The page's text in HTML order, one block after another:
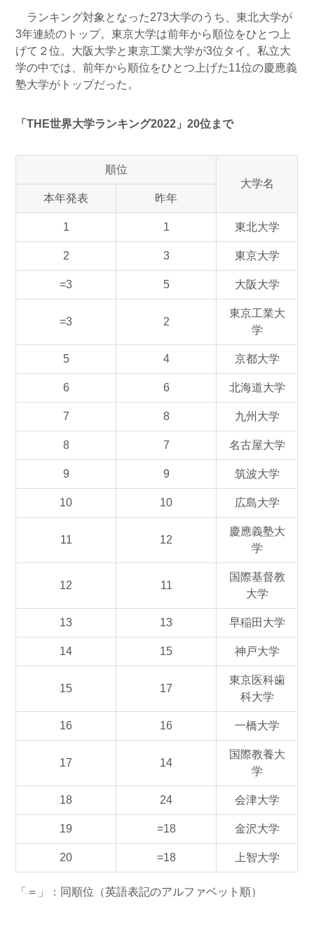
ランキング対象となった273大学のうち、東北大学が
3年連続のトップ。東京大学は前年から順位をひとつ上
げて２位。大阪大学と東京工業大学が3位タイ。私立大
学の中では、前年から順位をひとつ上げた11位の慶應義
塾大学がトップだった。
「THE世界大学ランキング2022」20位まで
順位
大学名
本年発表
昨年
1 1 東北大学
2 3 東京大学
=3 5 大阪大学
=3 2
東京工業大
学
5 4 京都大学
6 6 北海道大学
7 8 九州大学
8 7 名古屋大学
9 9 筑波大学
10 10 広島大学
11 12
慶應義塾大
学
12 11
国際基督教
大学
13 13 早稲田大学
14 15 神戸大学
15 17
東京医科歯
科大学
16 16 一橋大学
17 14
国際教養大
学
18 24 会津大学
19 =18 金沢大学
20 =18 上智大学
「＝」：同順位（英語表記のアルファベット順）